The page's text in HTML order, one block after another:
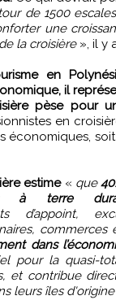
de 1500
une
la croisière », il y
en
il
pèse pour
en
économiques,
estime« que
à terre
d’appoint,
commerces
dans
pour la quasi-
et contribue
leurs îles d'origine